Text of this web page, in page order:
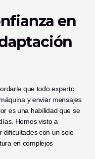
en
que todo experto
y enviar mensajes
es una habilidad que se
Hemos visto a
dificultades con un solo
en complejos